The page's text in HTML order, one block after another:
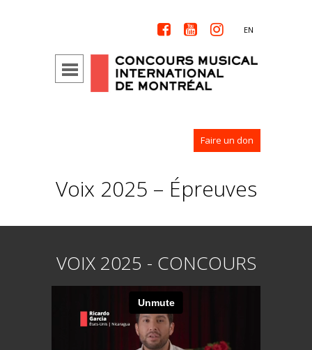
   EN
Faire un don
Voix 2025 – Épreuves
VOIX 2025 - CONCOURS